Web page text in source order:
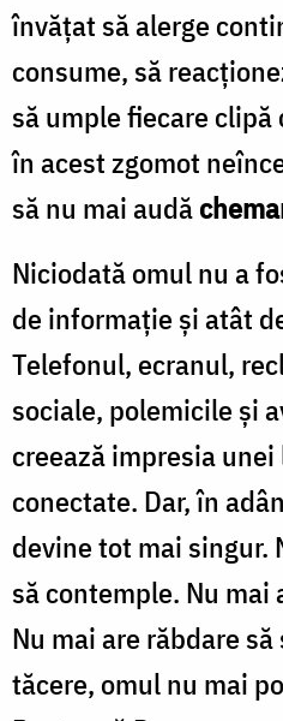
învățat să alerge
consume, să
să umple fiecare clipă
în acest zgomot
să nu mai audă
Niciodată omul nu a
de informație și atât
Telefonul, ecranul,
sociale, polemicile și
creează impresia
conectate. Dar, în
devine tot mai singur.
să contemple. Nu mai
Nu mai are răbdare
tăcere, omul nu mai